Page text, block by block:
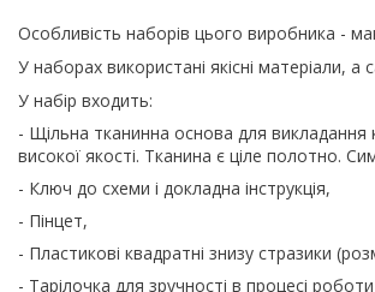
Особливість наборів цього виробника -
У наборах використані якісні матеріали,
У набір входить:
- Щільна тканинна основа для
високої якості. Тканина є ціле полотно.
- Ключ до схеми і докладна інструкція,
- Пінцет,
- Пластикові квадратні знизу стразики
- Тарілочка для зручності в процесі